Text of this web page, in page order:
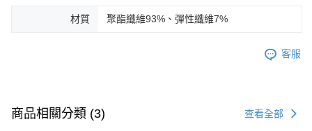
材質 聚酯纖維93%、彈性纖維7%
客服
商品相關分類 (3) 查看全部